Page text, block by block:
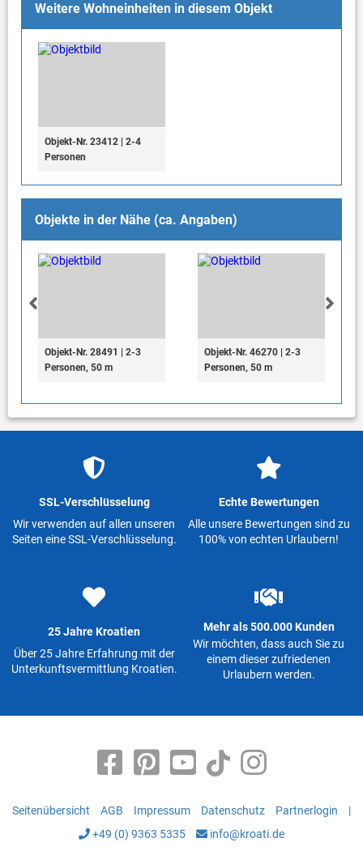
Weitere Wohneinheiten in diesem Objekt
Objekt-Nr. 23412 | 2-4
Personen
Objekte in der Nähe (ca. Angaben)
Objekt-Nr. 28491 | 2-3
Personen, 50 m
Objekt-Nr. 46270 | 2-3
Personen, 50 m
SSL-Verschlüsselung
Wir verwenden auf allen unseren
Seiten eine SSL-Verschlüsselung.
Echte Bewertungen
Alle unsere Bewertungen sind zu
100% von echten Urlaubern!
25 Jahre Kroatien
Über 25 Jahre Erfahrung mit der
Unterkunftsvermittlung Kroatien.
Mehr als 500.000 Kunden
Wir möchten, dass auch Sie zu
einem dieser zufriedenen
Urlaubern werden.
Seitenübersicht AGB Impressum Datenschutz Partnerlogin
|
+49 (0) 9363 5335
info@kroati.de